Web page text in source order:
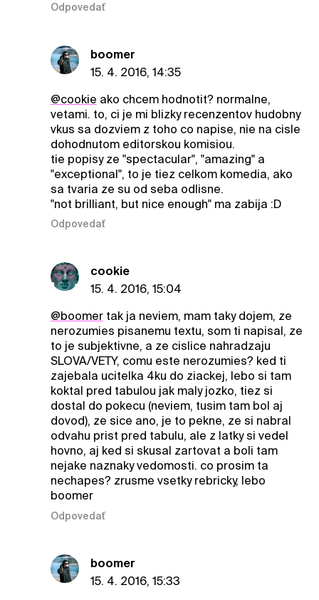
Odpovedať
boomer
15. 4. 2016, 14:35
@cookie ako chcem hodnotit? normalne,
vetami. to, ci je mi blizky recenzentov hudobny
vkus sa dozviem z toho co napise, nie na cisle
dohodnutom editorskou komisiou.
tie popisy ze "spectacular", "amazing" a
"exceptional", to je tiez celkom komedia, ako
sa tvaria ze su od seba odlisne.
"not brilliant, but nice enough" ma zabija :D
Odpovedať
cookie
15. 4. 2016, 15:04
@boomertak ja neviem, mam taky dojem, ze
nerozumies pisanemu textu, som ti napisal, ze
to je subjektivne, a ze cislice nahradzaju
SLOVA/VETY, comu este nerozumies? ked ti
zajebala ucitelka 4ku do ziackej, lebo si tam
koktal pred tabulou jak maly jozko, tiez si
dostal do pokecu (neviem, tusim tam bol aj
dovod), ze sice ano, je to pekne, ze si nabral
odvahu prist pred tabulu, ale z latky si vedel
hovno, aj ked si skusal zartovat a boli tam
nejake naznaky vedomosti. co prosim ta
nechapes? zrusme vsetky rebricky, lebo
boomer
Odpovedať
boomer
15. 4. 2016, 15:33